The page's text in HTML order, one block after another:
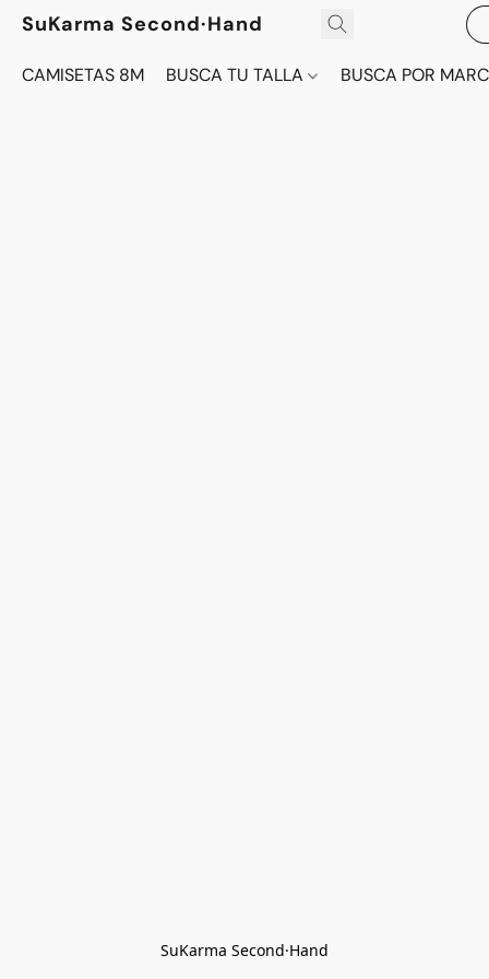
SuKarma Second·Hand
CAMISETAS 8M BUSCA TU TALLA BUSCA POR
SuKarma Second·Hand